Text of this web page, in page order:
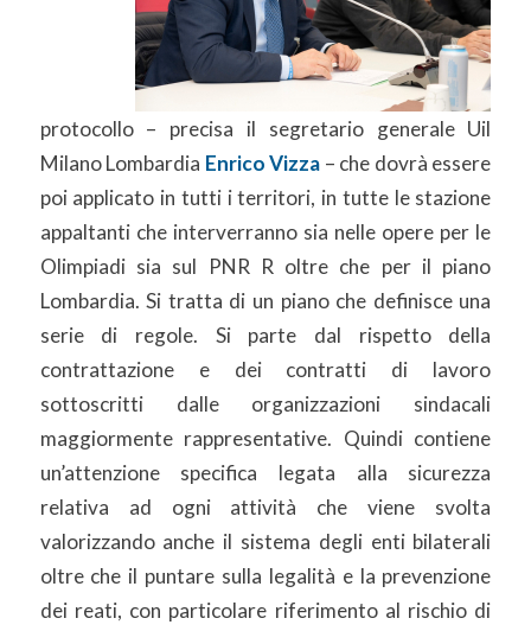
protocollo – precisa il segretario generale Uil
Milano Lombardia Enrico Vizza – che dovrà essere
poi applicato in tutti i territori, in tutte le stazione
appaltanti che interverranno sia nelle opere per le
Olimpiadi sia sul PNR R oltre che per il piano
Lombardia. Si tratta di un piano che definisce una
serie di regole. Si parte dal rispetto della
contrattazione e dei contratti di lavoro
sottoscritti dalle organizzazioni sindacali
maggiormente rappresentative. Quindi contiene
un’attenzione specifica legata alla sicurezza
relativa ad ogni attività che viene svolta
valorizzando anche il sistema degli enti bilaterali
oltre che il puntare sulla legalità e la prevenzione
dei reati, con particolare riferimento al rischio di